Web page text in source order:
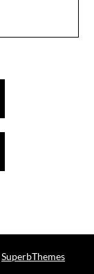
SuperbThemes